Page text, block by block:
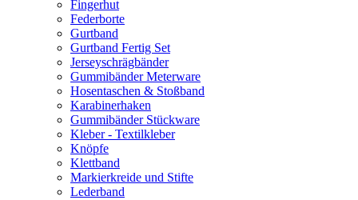
Fingerhut
Federborte
Gurtband
Gurtband Fertig Set
Jerseyschrägbänder
Gummibänder Meterware
Hosentaschen & Stoßband
Karabinerhaken
Gummibänder Stückware
Kleber - Textilkleber
Knöpfe
Klettband
Markierkreide und Stifte
Lederband